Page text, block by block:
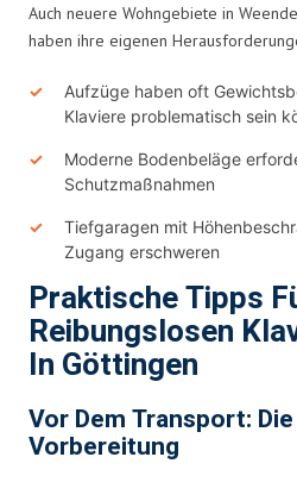
Auch neuere Wohngebiete in
haben ihre eigenen
Aufzüge haben oft
Klaviere problematisch sein
Moderne Bodenbeläge
Schutzmaßnahmen
Tiefgaragen mit
Zugang erschweren
Praktische Tipps
Reibungslosen
In Göttingen
Vor Dem Transport:
Vorbereitung